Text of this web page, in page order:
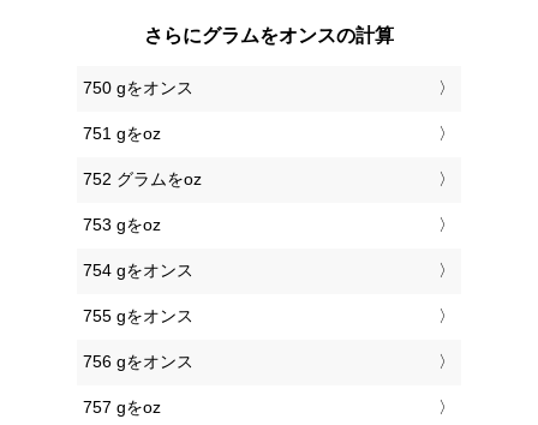
さらにグラムをオンスの計算
750 gをオンス
751 gをoz
752 グラムをoz
753 gをoz
754 gをオンス
755 gをオンス
756 gをオンス
757 gをoz